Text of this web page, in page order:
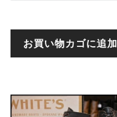
お買い物カゴに追加